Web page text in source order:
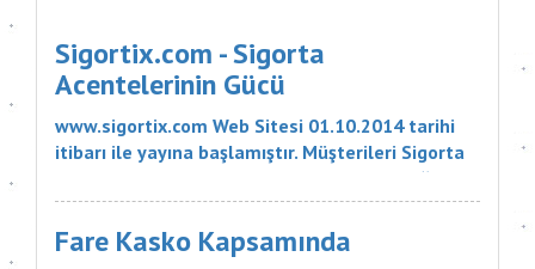
Sigortix.com - Sigorta
Acentelerinin Gücü
www.sigortix.com Web Sitesi 01.10.2014 tarihi
itibarı ile yayına başlamıştır. Müşterileri Sigorta
Acentelerini neden tercih etmeleri gerektiği
konusunda bilgilendiren ve Sitedeki Üye Sigorta
Acentelerine müşteri yö...
Fare Kasko Kapsamında